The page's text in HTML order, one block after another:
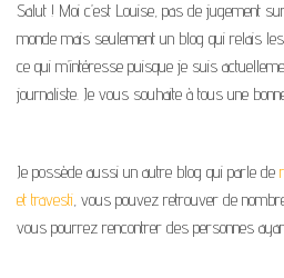
Salut ! Moi c’est Louise, pas de jugement
monde mais seulement un blog qui relais
ce qui m’intéresse puisque je suis
journaliste. Je vous souhaite à tous une
Je possède aussi un autre blog qui parle de
et travesti , vous pouvez retrouver de
vous pourrez rencontrer des personnes